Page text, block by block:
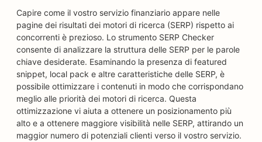
Capire come il vostro servizio finanziario appare nelle
pagine dei risultati dei motori di ricerca (SERP) rispetto ai
concorrenti è prezioso. Lo strumento SERP Checker
consente di analizzare la struttura delle SERP per le parole
chiave desiderate. Esaminando la presenza di featured
snippet, local pack e altre caratteristiche delle SERP, è
possibile ottimizzare i contenuti in modo che corrispondano
meglio alle priorità dei motori di ricerca. Questa
ottimizzazione vi aiuta a ottenere un posizionamento più
alto e a ottenere maggiore visibilità nelle SERP, attirando un
maggior numero di potenziali clienti verso il vostro servizio.